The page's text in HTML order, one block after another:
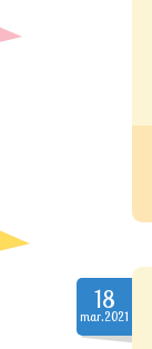
18
mar.2021